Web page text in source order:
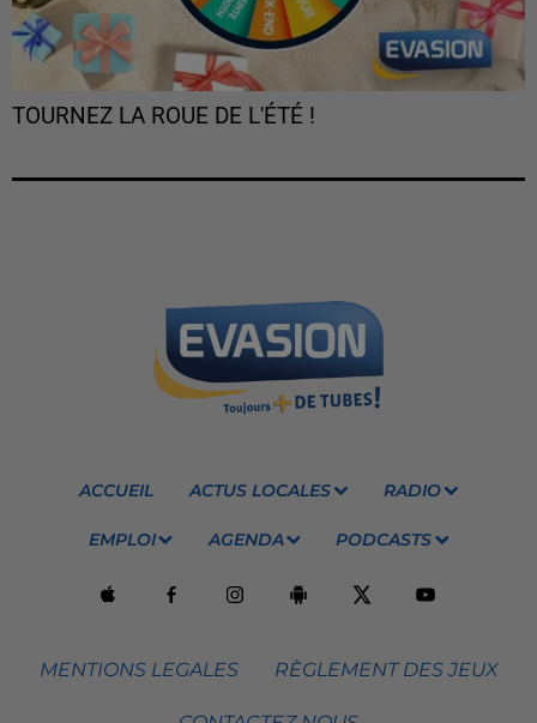
TOURNEZ LA ROUE DE L'ÉTÉ !
ACCUEIL ACTUS LOCALES RADIO
EMPLOI AGENDA PODCASTS
MENTIONS LEGALES RÈGLEMENT DES JEUX